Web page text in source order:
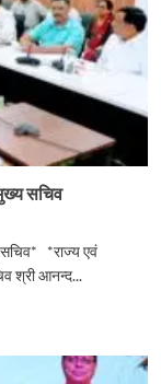
सचिव
*राज्य एवं
श्री आनन्द...